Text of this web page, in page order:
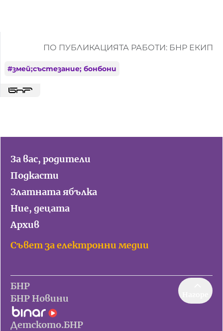
ПО ПУБЛИКАЦИЯТА РАБОТИ: БНР ЕКИП
#змей;състезание; бонбони
За вас, родители
Подкасти
Златната ябълка
Ние, децата
Архив
Съвет за електронни медии
БНР
БНР Новини
Детското.БНР